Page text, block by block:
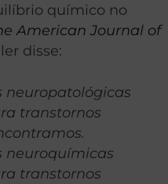
químico no
American Journal of
disse:
neuropatológicas
transtornos
neuroquímicas
transtornos